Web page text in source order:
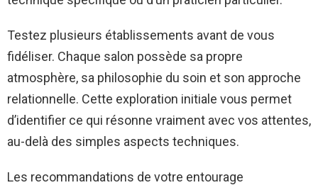
Testez plusieurs établissements avant de vous
fidéliser. Chaque salon possède sa propre
atmosphère, sa philosophie du soin et son approche
relationnelle. Cette exploration initiale vous permet
d’identifier ce qui résonne vraiment avec vos attentes,
au-delà des simples aspects techniques.
Les recommandations de votre entourage